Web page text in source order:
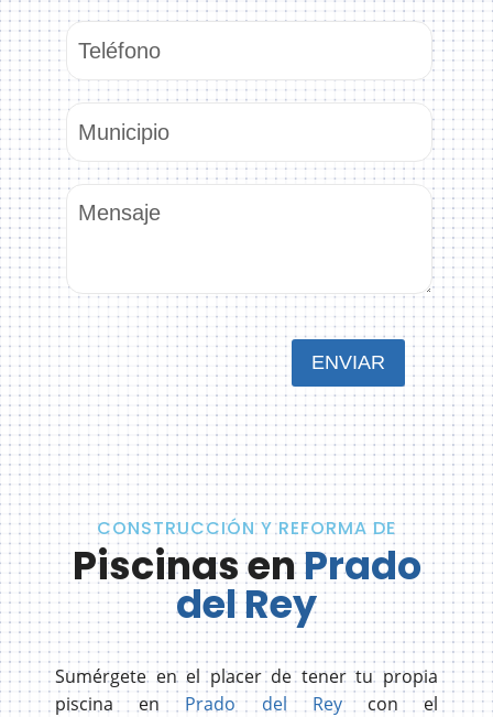
CONSTRUCCIÓN Y REFORMA DE
Piscinas enPrado
del Rey
Sumérgete en el placer de tener tu propia
piscina en Prado del Reycon el